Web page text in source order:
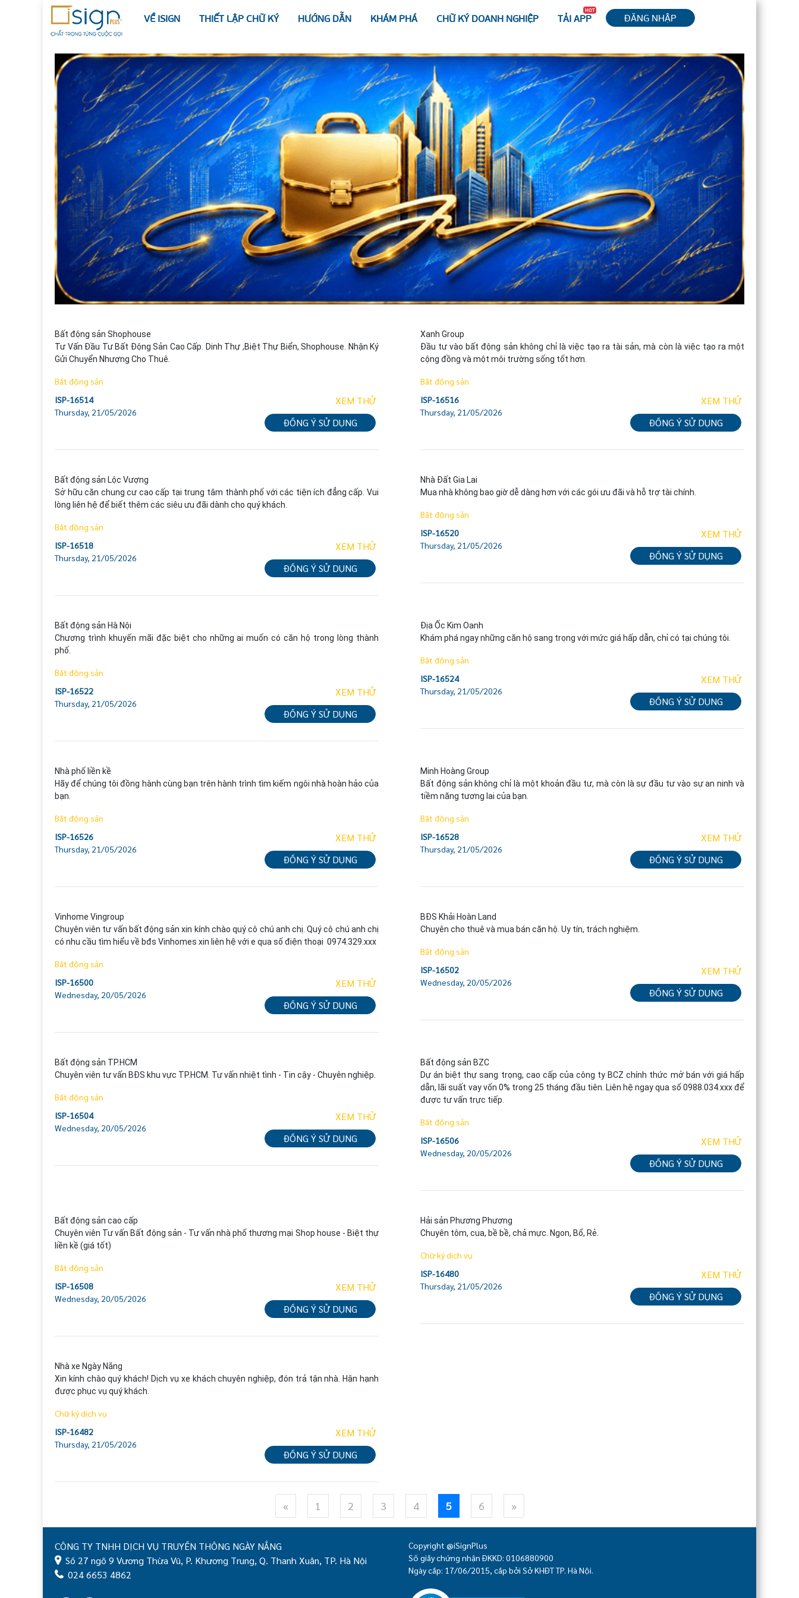
VỀ ISIGN THIẾT LẬP CHỮ KÝ HƯỚNG DẪN KHÁM PHÁ CHỮ KÝ DOANH NGHIỆP TẢI APP
HOT
ĐĂNG NHẬP
Bất động sản Shophouse
Tư Vấn Đầu Tư Bất Động Sản Cao Cấp. Dinh Thự ,Biệt Thự Biển, Shophouse. Nhận Ký
Gửi Chuyển Nhượng Cho Thuê.
Bất động sản
ISP-16514
Thursday, 21/05/2026
XEM THỬ
ĐỒNG Ý SỬ DỤNG
Xanh Group
Đầu tư vào bất động sản không chỉ là việc tạo ra tài sản, mà còn là việc tạo ra một
cộng đồng và một môi trường sống tốt hơn.
Bất động sản
ISP-16516
Thursday, 21/05/2026
XEM THỬ
ĐỒNG Ý SỬ DỤNG
Bất động sản Lộc Vượng
Sở hữu căn chung cư cao cấp tại trung tâm thành phố với các tiện ích đẳng cấp. Vui
lòng liên hệ để biết thêm các siêu ưu đãi dành cho quý khách.
Bất động sản
ISP-16518
Thursday, 21/05/2026
XEM THỬ
ĐỒNG Ý SỬ DỤNG
Nhà Đất Gia Lai
Mua nhà không bao giờ dễ dàng hơn với các gói ưu đãi và hỗ trợ tài chính.
Bất động sản
ISP-16520
Thursday, 21/05/2026
XEM THỬ
ĐỒNG Ý SỬ DỤNG
Bất động sản Hà Nội
Chương trình khuyến mãi đặc biệt cho những ai muốn có căn hộ trong lòng thành
phố.
Bất động sản
ISP-16522
Thursday, 21/05/2026
XEM THỬ
ĐỒNG Ý SỬ DỤNG
Địa Ốc Kim Oanh
Khám phá ngay những căn hộ sang trọng với mức giá hấp dẫn, chỉ có tại chúng tôi.
Bất động sản
ISP-16524
Thursday, 21/05/2026
XEM THỬ
ĐỒNG Ý SỬ DỤNG
Nhà phố liền kề
Hãy để chúng tôi đồng hành cùng bạn trên hành trình tìm kiếm ngôi nhà hoàn hảo của
bạn.
Bất động sản
ISP-16526
Thursday, 21/05/2026
XEM THỬ
ĐỒNG Ý SỬ DỤNG
Minh Hoàng Group
Bất động sản không chỉ là một khoản đầu tư, mà còn là sự đầu tư vào sự an ninh và
tiềm năng tương lai của bạn.
Bất động sản
ISP-16528
Thursday, 21/05/2026
XEM THỬ
ĐỒNG Ý SỬ DỤNG
Vinhome Vingroup
Chuyên viên tư vấn bất động sản xin kính chào quý cô chú anh chị. Quý cô chú anh chị
có nhu cầu tìm hiểu về bđs Vinhomes xin liên hệ với e qua số điện thoại  0974.329.xxx
Bất động sản
ISP-16500
Wednesday, 20/05/2026
XEM THỬ
ĐỒNG Ý SỬ DỤNG
BĐS Khải Hoàn Land
Chuyên cho thuê và mua bán căn hộ. Uy tín, trách nghiệm.
Bất động sản
ISP-16502
Wednesday, 20/05/2026
XEM THỬ
ĐỒNG Ý SỬ DỤNG
Bất động sản TP.HCM
Chuyên viên tư vấn BĐS khu vực TP.HCM. Tư vấn nhiệt tình - Tin cậy - Chuyên nghiệp.
Bất động sản
ISP-16504
Wednesday, 20/05/2026
XEM THỬ
ĐỒNG Ý SỬ DỤNG
Bất động sản BZC
Dự án biệt thự sang trọng, cao cấp của công ty BCZ chính thức mở bán với giá hấp
dẫn, lãi suất vay vốn 0% trong 25 tháng đầu tiên. Liên hệ ngay qua số 0988.034.xxx để
được tư vấn trực tiếp.
Bất động sản
ISP-16506
Wednesday, 20/05/2026
XEM THỬ
ĐỒNG Ý SỬ DỤNG
Bất động sản cao cấp
Chuyên viên Tư vấn Bất động sản - Tư vấn nhà phố thương mại Shop house - Biệt thự
liền kề (giá tốt)
Bất động sản
ISP-16508
Wednesday, 20/05/2026
XEM THỬ
ĐỒNG Ý SỬ DỤNG
Hải sản Phương Phương
Chuyên tôm, cua, bề bề, chả mực. Ngon, Bổ, Rẻ.
Chữ ký dịch vụ
ISP-16480
Thursday, 21/05/2026
XEM THỬ
ĐỒNG Ý SỬ DỤNG
Nhà xe Ngày Nắng
Xin kính chào quý khách! Dịch vụ xe khách chuyên nghiệp, đón trả tận nhà. Hân hạnh
được phục vụ quý khách.
Chữ ký dịch vụ
ISP-16482
Thursday, 21/05/2026
XEM THỬ
ĐỒNG Ý SỬ DỤNG
« 1 2 3 4 5 6 »
CÔNG TY TNHH DỊCH VỤ TRUYỀN THÔNG NGÀY NẮNG
Số 27 ngõ 9 Vương Thừa Vũ, P. Khương Trung, Q. Thanh Xuân, TP. Hà Nội
024 6653 4862
Copyright @iSignPlus
Số giấy chứng nhận ĐKKD: 0106880900
Ngày cấp: 17/06/2015, cấp bởi Sở KHĐT TP. Hà Nội.